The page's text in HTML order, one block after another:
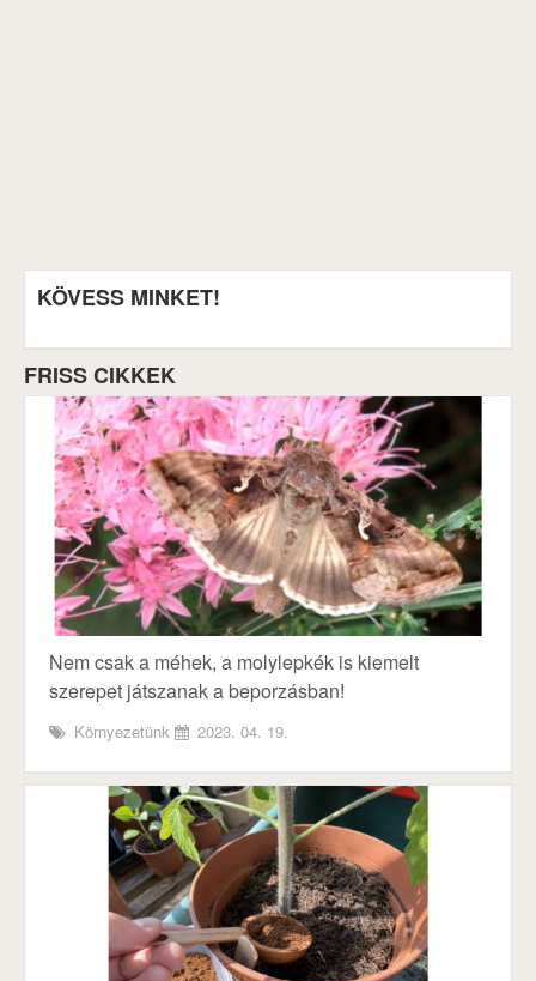
KÖVESS MINKET!
FRISS CIKKEK
Nem csak a méhek, a molylepkék is kiemelt
szerepet játszanak a beporzásban!
Környezetünk 2023. 04. 19.